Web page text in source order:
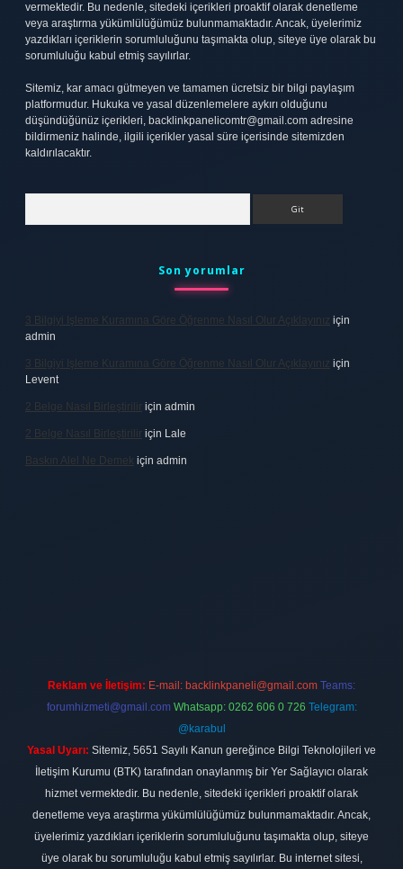
vermektedir. Bu nedenle, sitedeki içerikleri proaktif olarak denetleme
veya araştırma yükümlülüğümüz bulunmamaktadır. Ancak, üyelerimiz
yazdıkları içeriklerin sorumluluğunu taşımakta olup, siteye üye olarak bu
sorumluluğu kabul etmiş sayılırlar.
Sitemiz, kar amacı gütmeyen ve tamamen ücretsiz bir bilgi paylaşım
platformudur. Hukuka ve yasal düzenlemelere aykırı olduğunu
düşündüğünüz içerikleri, backlinkpanelicomtr@gmail.com adresine
bildirmeniz halinde, ilgili içerikler yasal süre içerisinde sitemizden
kaldırılacaktır.
Son yorumlar
3 Bilgiyi Işleme Kuramına Göre Öğrenme Nasıl Olur Açıklayınız için
admin
3 Bilgiyi Işleme Kuramına Göre Öğrenme Nasıl Olur Açıklayınız için
Levent
2 Belge Nasıl Birleştirilir için admin
2 Belge Nasıl Birleştirilir için Lale
Baskın Alel Ne Demek için admin
Reklam ve İletişim: E-mail: backlinkpaneli@gmail.com Teams:
forumhizmeti@gmail.com Whatsapp: 0262 606 0 726 Telegram:
@karabul
Yasal Uyarı: Sitemiz, 5651 Sayılı Kanun gereğince Bilgi Teknolojileri ve
İletişim Kurumu (BTK) tarafından onaylanmış bir Yer Sağlayıcı olarak
hizmet vermektedir. Bu nedenle, sitedeki içerikleri proaktif olarak
denetleme veya araştırma yükümlülüğümüz bulunmamaktadır. Ancak,
üyelerimiz yazdıkları içeriklerin sorumluluğunu taşımakta olup, siteye
üye olarak bu sorumluluğu kabul etmiş sayılırlar. Bu internet sitesi,